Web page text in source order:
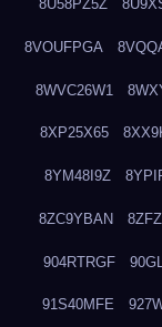
8U58PZ5Z
8VOUFPGA
8WVC26W1
8XP25X65
8YM48I9Z
8ZC9YBAN
904RTRGF
91S40MFE